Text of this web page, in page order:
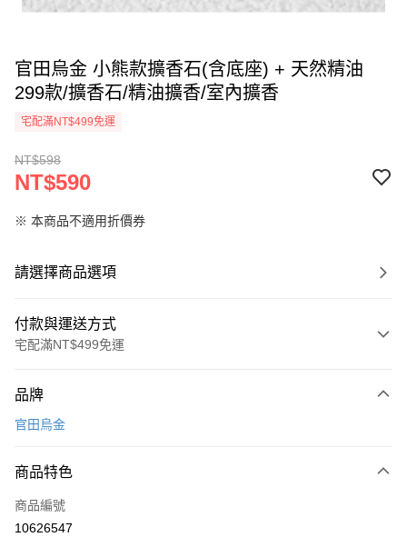
官田烏金 小熊款擴香石(含底座) + 天然精油
299款/擴香石/精油擴香/室內擴香
宅配滿NT$499免運
NT$598
NT$590
※ 本商品不適用折價券
請選擇商品選項
付款與運送方式
宅配滿NT$499免運
信用卡一次付款
Apple Pay
悠遊付
品牌
官田烏金
商品特色
商品編號
10626547